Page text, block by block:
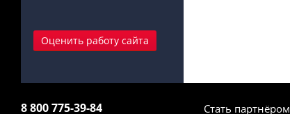
Оценить работу сайта
8 800 775-39-84 Стать партнёром